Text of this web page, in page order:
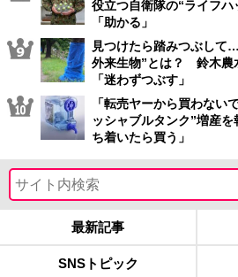
役立つ自衛隊の“ライフハ
「助かる」
見つけたら踏みつぶして
外来生物”とは？ 鈴木農
「迷わずつぶす」
「転売ヤーから買わない
ッシャブルタンク”増産
ち着いたら買う」
最新記事
SNSトピック